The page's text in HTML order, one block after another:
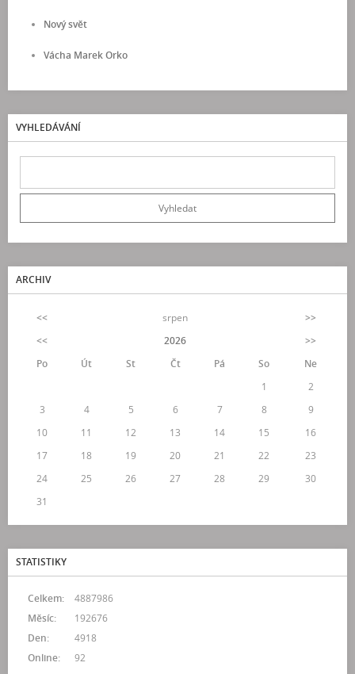
Nový svět
Vácha Marek Orko
VYHLEDÁVÁNÍ
ARCHIV
<< srpen
>>
<<
2026
>>
Po
Út St Čt Pá So
Ne
1
2
3
4 5 6 7 8
9
10
11 12 13 14 15
16
17
18 19 20 21 22
23
24
25 26 27 28 29
30
31
STATISTIKY
Online: 92
Celkem:
4887986
Měsíc:
192676
Den:
4918